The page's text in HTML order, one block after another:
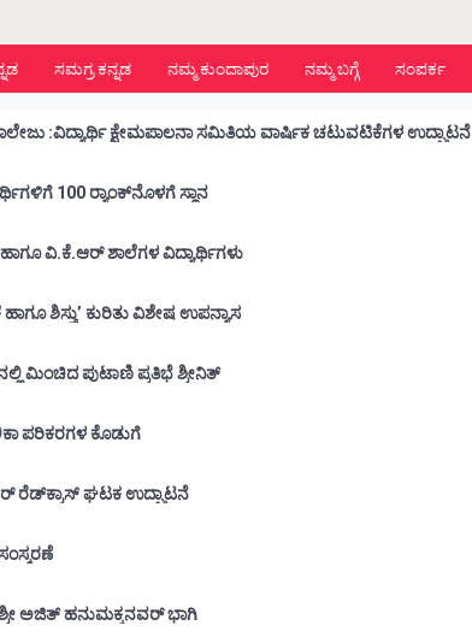
ವಾಹಿನಿ
ಸಮಗ್ರ ಕನ್ನಡ ನಮ್ಮ ಕುಂದಾಪುರ ನಮ್ಮ ಬಗ್ಗೆ ಸಂಪರ್ಕ
ಡಾ. ಬಿ.ಬಿ.ಹೆಗ್ಡೆ ಕಾಲೇಜು :ವಿದ್ಯಾರ್ಥಿ ಕ್ಷೇಮಪಾಲನಾ ಸಮಿತಿಯ ವಾರ್ಷಿಕ ಚಟುವಟಿಕೆಗಳ ಉದ್ಘಾಟನೆ
100 ರ‍್ಯಾಂಕ್‌ನೊಳಗೆ ಸ್ಥಾನ
ಎಚ್ಎಮ್ಎಮ್ ಹಾಗೂ ವಿ.ಕೆ.ಆರ್ ಶಾಲೆಗಳ ವಿದ್ಯಾರ್ಥಿಗಳು
ಶಿಸ್ತು’ ಕುರಿತು ವಿಶೇಷ ಉಪನ್ಯಾಸ
ಮಿಂಚಿದ ಪುಟಾಣಿ ಪ್ರತಿಭೆ ಶ್ರೀನಿತ್
ಪರಿಕರಗಳ ಕೊಡುಗೆ
ರೆಡ್‌ಕ್ರಾಸ್‌ ಘಟಕ ಉದ್ಘಾಟನೆ
ಶ್ರೀ ಅಜಿತ್ ಹನುಮಕ್ಕನವರ್ ಭಾಗಿ